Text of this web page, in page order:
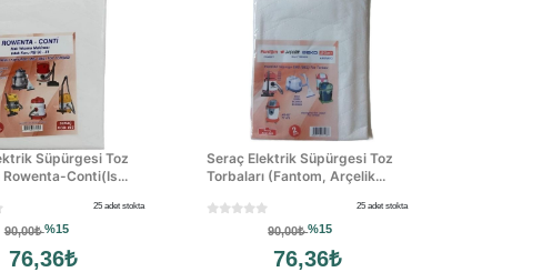
Süpürgesi Toz
Rowenta-Conti(Is...
25 adet stokta
90,00₺%15
76,36₺
Seraç Elektrik Süpürgesi Toz
Torbaları (Fantom, Arçelik...
25 adet stokta
90,00₺%15
76,36₺